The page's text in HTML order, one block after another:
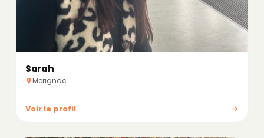
Sarah
Merignac
Voir le profil